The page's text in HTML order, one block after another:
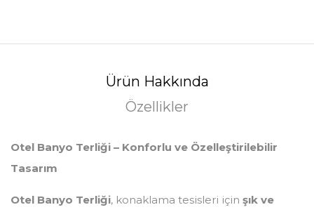
Ürün Hakkında
Özellikler
Otel Banyo Terliği – Konforlu ve Özelleştirilebilir
Tasarım
Otel Banyo Terliği, konaklama tesisleri için şık ve